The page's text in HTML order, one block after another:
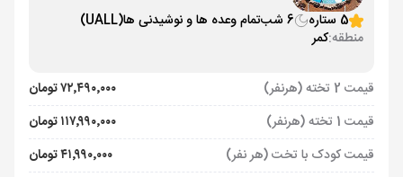
5 ستاره
6 شب تمام وعده ها و نوشیدنی ها(UALL)
منطقه:کمر
قیمت 2 تخته (هرنفر)
۷۲٬۴۹۰٬۰۰۰ تومان
قیمت 1 تخته (هرنفر)
۱۱۷٬۹۹۰٬۰۰۰ تومان
قیمت کودک با تخت (هر نفر)
۴۱٬۹۹۰٬۰۰۰ تومان